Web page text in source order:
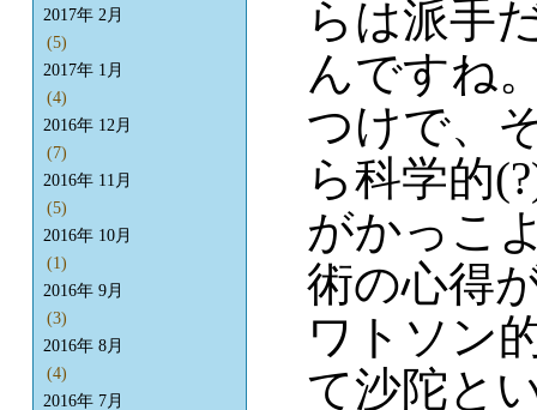
らは派手
んですね
つけで、
ら科学的
がかっこ
術の心得
ワトソン
て沙陀と
2017年 2月
(5)
2017年 1月
(4)
2016年 12月
(7)
2016年 11月
(5)
2016年 10月
(1)
2016年 9月
(3)
2016年 8月
(4)
2016年 7月